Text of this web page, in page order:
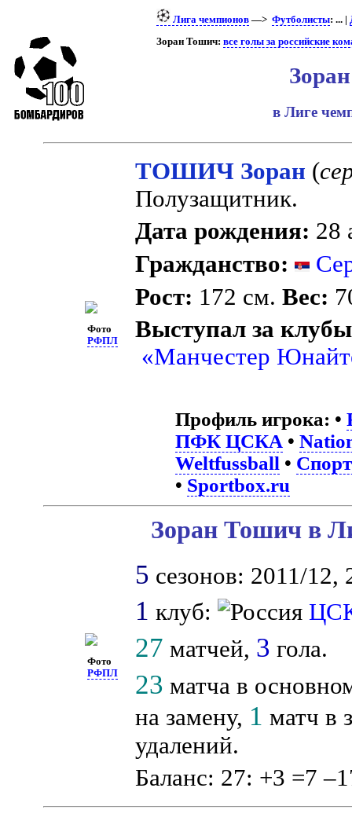
Лига чемпионов —>Футболисты: ... |
Зоран Тошич:все голы за российские
в Лиге
Фото
РФПЛ
ТОШИЧ Зоран (
Полузащитник.
Дата рождения: 28
Гражданство:
Рост: 172 см.Вес:
Выступал за
«Манчестер
Профиль игрока: •
ПФК ЦСКА •
Weltfussball •
• Sportbox.ru
Фото
РФПЛ
Зоран Тошич в
5 сезонов: 2011/12,
1 клуб:
27 матчей, 3 гола.
23 матча в
на замену, 1 матч в
удалений.
Баланс: 27: +3 =7